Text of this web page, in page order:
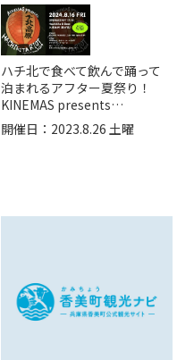
ハチ北で食べて飲んで踊って
泊まれるアフター夏祭り！
KINEMAS presents…
開催日： 2023.8.26 土曜